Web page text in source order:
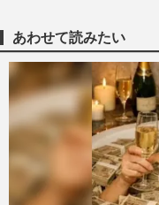
X「飲
上、
週刊女
NHK
年前
で「
週刊女性
あわせて読みたい